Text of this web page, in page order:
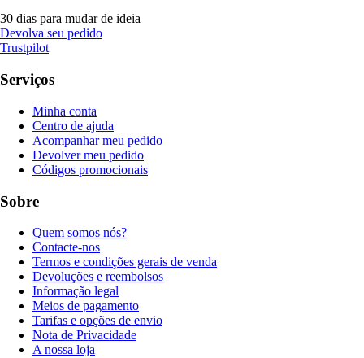
30 dias para mudar de ideia
Devolva seu pedido
Trustpilot
Serviços
Minha conta
Centro de ajuda
Acompanhar meu pedido
Devolver meu pedido
Códigos promocionais
Sobre
Quem somos nós?
Contacte-nos
Termos e condições gerais de venda
Devoluções e reembolsos
Informação legal
Meios de pagamento
Tarifas e opções de envio
Nota de Privacidade
A nossa loja